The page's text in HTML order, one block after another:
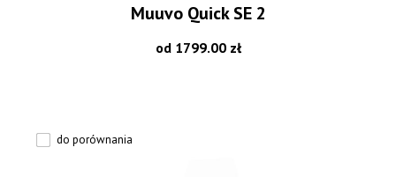
Muuvo Quick SE 2
od 1799.00 zł
do porównania